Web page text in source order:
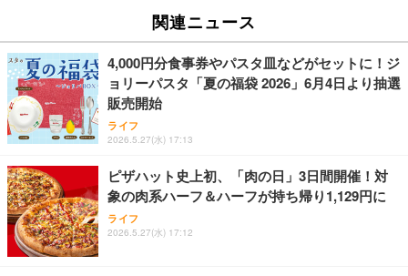
内ギガ付) ギガ割引クーポン毎月付与 端末買い切り
契約・クレカ不要 利用分だけ都度チャージ 充電不要
バッテリーレス 海外利用可能 ([X200]100GB/365日)
￥6,980
【ecoco】 1年間 100GB 充電式 リチャージ 型 ポケ
ット Wi-Fi 契約不要 月額費用なし 【紛失・水濡れ・
落下も1年間交換保証】 工事不要 長時間利用 ギガ
リチャージ 可能
【リチャージWiFi】超ロングバッテリー 100GB 365
日 ギガ付き ポケット WiFi モバイルルーター 契約返
却無し 月額費用無し 簡単ギガチャージ リチャージ
ト] [ギフトBox入り]
￥2,249
霧島酒造 チューパック黒霧島 25度 [ 焼酎 宮崎県 18
00ml×2本 ]
￥4,080
アサヒ スーパードライ [缶] 135ml x 24本 [ケース販
売] [アサヒ 国産 ビール 缶 ALC 5%] LT-1226
べ物 冷凍 高級 プレゼント 内祝 お返し 人気 お取り
寄せ グルメ
￥4,000
父の日ギフト 松阪牛 グルメ ハンバーグ【父の日短
冊 ブルー花束カード】父の日 食べ物 肉 父 お父さん
お取り寄せグルメ おつまみ ハンバーグギフト 冷凍
松良 お取り寄せ 絶品
お中元 ギフト 【TV紹介されました♪】 純系 名古屋
コーチン 燻製 4種 セット おつまみ お取り寄せグル
メ 100％国産 高級 地鶏 お肉 ハム ソーセージ 冷凍
関連ニュース
4,000円分食事券やパスタ皿などがセットに！ジ
ョリーパスタ「夏の福袋 2026」6月4日より抽選
販売開始
ライフ
2026.5.27(水) 17:13
ピザハット史上初、「肉の日」3日間開催！対
象の肉系ハーフ＆ハーフが持ち帰り1,129円に
ライフ
2026.5.27(水) 17:12